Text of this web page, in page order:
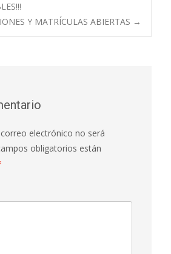
de
Y MATRÍCULAS ABIERTAS →
electrónico no será
obligatorios están